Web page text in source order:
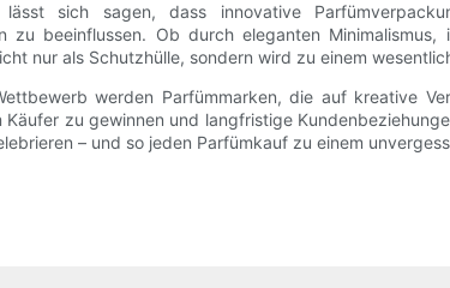
lässt sich sagen, dass innovative
zu beeinflussen. Ob durch eleganten
nur als Schutzhülle, sondern wird zu einem
werden Parfümmarken, die auf kreative
Käufer zu gewinnen und langfristige
– und so jeden Parfümkauf zu einem